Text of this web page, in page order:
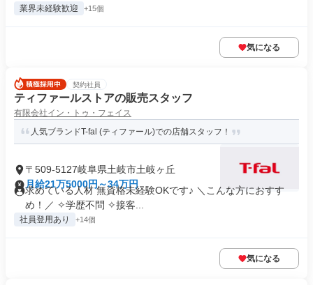
業界未経験歓迎 +15個
気になる
契約社員
ティファールストアの販売スタッフ
有限会社イン・トゥ・フェイス
人気ブランドT-fal (ティファール)での店舗スタッフ！
〒509-5127岐阜県土岐市土岐ヶ丘
月給21万5000円～34万円
求めている人材 無資格未経験OKです♪ ＼こんな方におすす
め！／ ✧学歴不問 ✧接客...
社員登用あり +14個
気になる